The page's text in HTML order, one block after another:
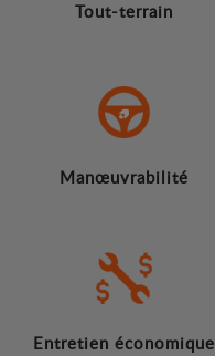
Tout-terrain
Manœuvrabilité
Entretien économique